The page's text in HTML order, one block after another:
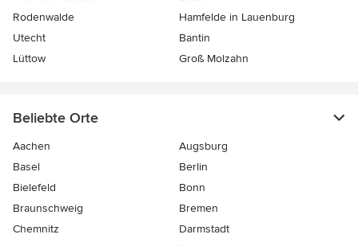
Rodenwalde
Hamfelde in Lauenburg
Utecht
Bantin
Lüttow
Groß Molzahn
Beliebte Orte
Aachen
Augsburg
Basel
Berlin
Bielefeld
Bonn
Braunschweig
Bremen
Chemnitz
Darmstadt